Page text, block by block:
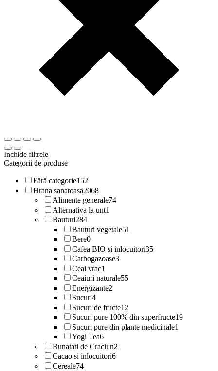
Inchide filtrele
Categorii de produse
Fără categorie152
Hrana sanatoasa2068
Alimente generale74
Alternativa la unt1
Bauturi284
Bauturi vegetale51
Bere0
Cafea BIO si inlocuitori35
Carbogazoase3
Ceai vrac1
Ceaiuri naturale55
Energizante2
Sucuri4
Sucuri de fructe12
Sucuri pure 100% din superfructe19
Sucuri pure din plante medicinale1
Yogi Tea6
Bunatati de Craciun2
Cacao si inlocuitori6
Cereale74